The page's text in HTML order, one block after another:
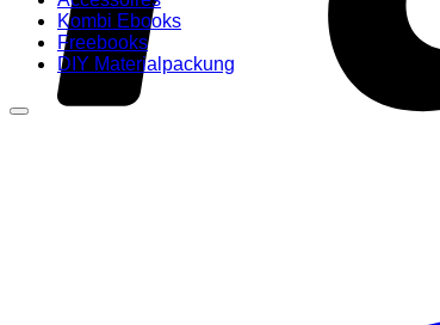
Kombi Ebooks
Freebooks
DIY Materialpackung